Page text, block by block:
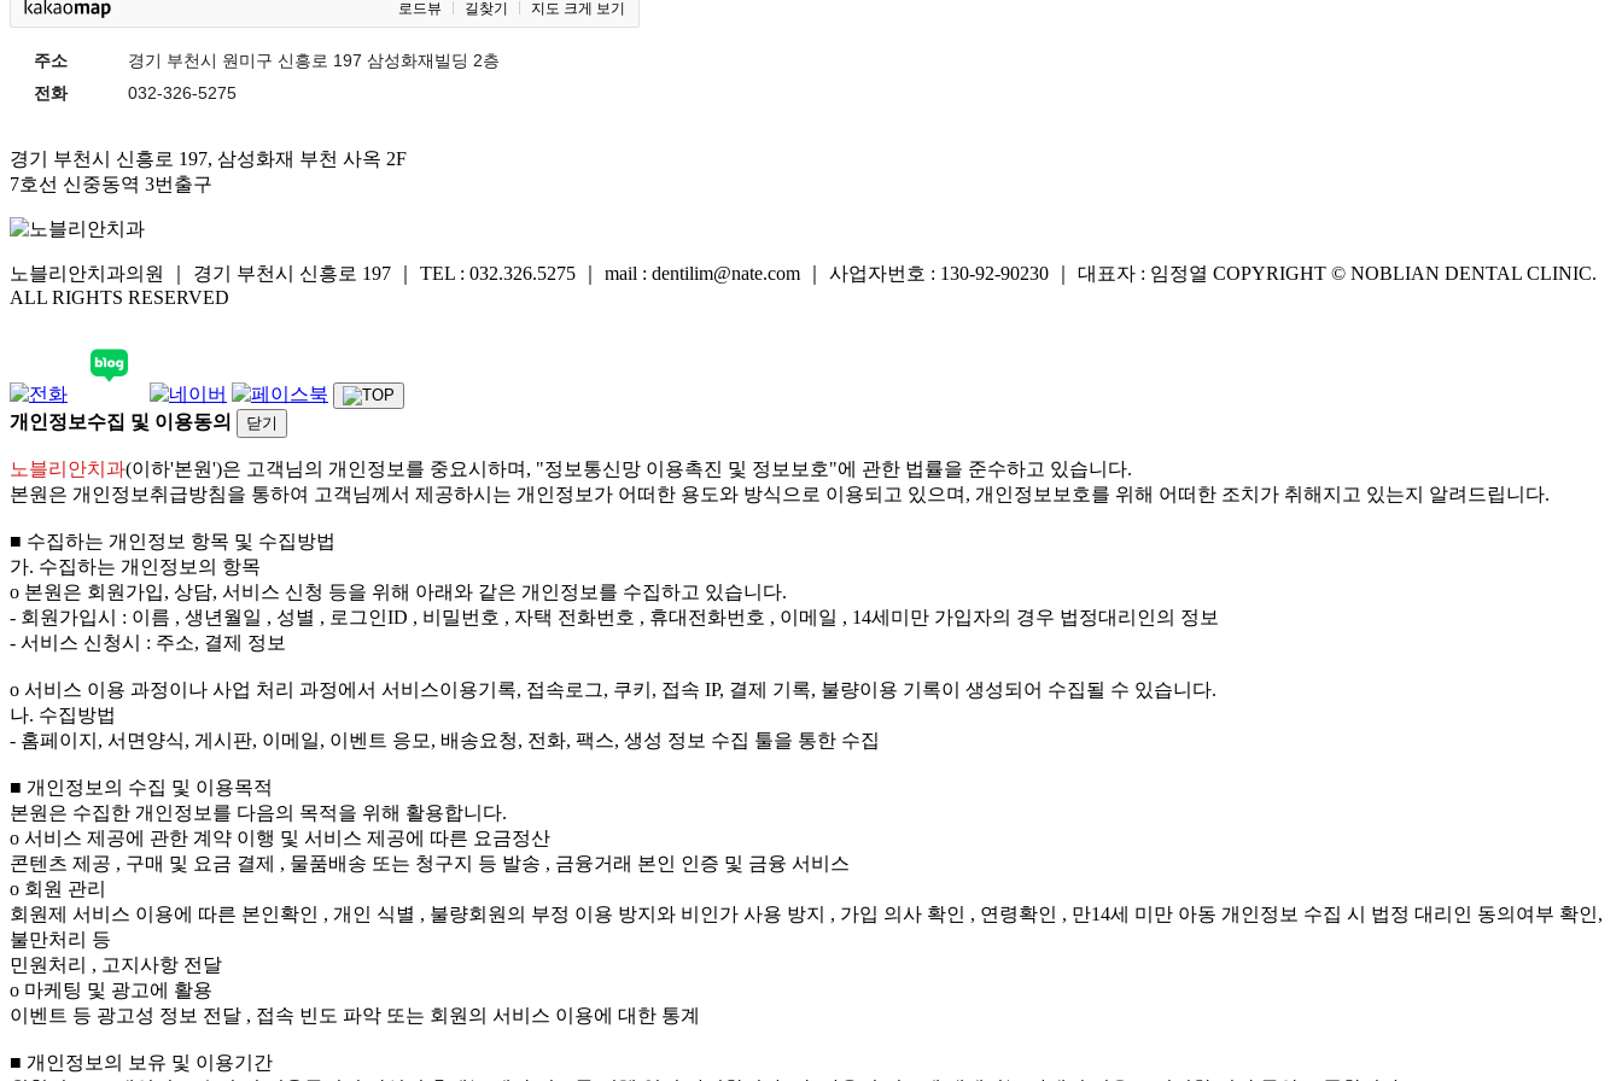
로드뷰 길찾기 지도 크게 보기
주소
경기 부천시 원미구 신흥로 197 삼성화재빌딩 2층
전화
032-326-5275
경기 부천시 신흥로 197, 삼성화재 부천 사옥 2F
7호선 신중동역 3번출구
노블리안치과의원 ｜ 경기 부천시 신흥로 197 ｜ TEL : 032.326.5275 ｜ mail : dentilim@nate.com ｜ 사업자번호 : 130-92-90230 ｜ 대표자 : 임정열 COPYRIGHT © NOBLIAN DENTAL CLINIC.
ALL RIGHTS RESERVED
개인정보수집 및 이용동의 닫기
노블리안치과(이하'본원')은 고객님의 개인정보를 중요시하며, "정보통신망 이용촉진 및 정보보호"에 관한 법률을 준수하고 있습니다.
본원은 개인정보취급방침을 통하여 고객님께서 제공하시는 개인정보가 어떠한 용도와 방식으로 이용되고 있으며, 개인정보보호를 위해 어떠한 조치가 취해지고 있는지 알려드립니다.
■ 수집하는 개인정보 항목 및 수집방법
가. 수집하는 개인정보의 항목
o 본원은 회원가입, 상담, 서비스 신청 등을 위해 아래와 같은 개인정보를 수집하고 있습니다.
- 회원가입시 : 이름 , 생년월일 , 성별 , 로그인ID , 비밀번호 , 자택 전화번호 , 휴대전화번호 , 이메일 , 14세미만 가입자의 경우 법정대리인의 정보
- 서비스 신청시 : 주소, 결제 정보
o 서비스 이용 과정이나 사업 처리 과정에서 서비스이용기록, 접속로그, 쿠키, 접속 IP, 결제 기록, 불량이용 기록이 생성되어 수집될 수 있습니다.
나. 수집방법
- 홈페이지, 서면양식, 게시판, 이메일, 이벤트 응모, 배송요청, 전화, 팩스, 생성 정보 수집 툴을 통한 수집
■ 개인정보의 수집 및 이용목적
본원은 수집한 개인정보를 다음의 목적을 위해 활용합니다.
o 서비스 제공에 관한 계약 이행 및 서비스 제공에 따른 요금정산
콘텐츠 제공 , 구매 및 요금 결제 , 물품배송 또는 청구지 등 발송 , 금융거래 본인 인증 및 금융 서비스
o 회원 관리
회원제 서비스 이용에 따른 본인확인 , 개인 식별 , 불량회원의 부정 이용 방지와 비인가 사용 방지 , 가입 의사 확인 , 연령확인 , 만14세 미만 아동 개인정보 수집 시 법정 대리인 동의여부 확인,
불만처리 등
민원처리 , 고지사항 전달
o 마케팅 및 광고에 활용
이벤트 등 광고성 정보 전달 , 접속 빈도 파악 또는 회원의 서비스 이용에 대한 통계
■ 개인정보의 보유 및 이용기간